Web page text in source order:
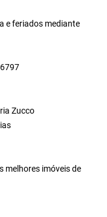
e feriados mediante
Zucco
melhores imóveis de